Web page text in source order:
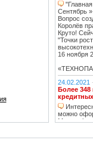
Сентябрь
Вопрос
Королёв
Круто!
"Точки
16 ноября
24.02.2021 -
Более
можно
Москве